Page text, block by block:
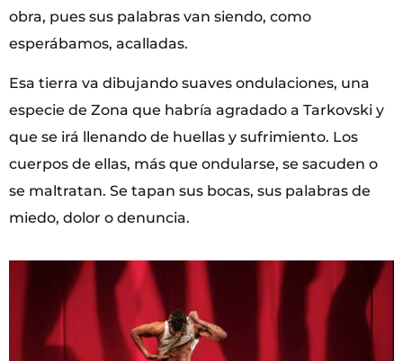
obra, pues sus palabras van siendo, como
esperábamos, acalladas.
Esa tierra va dibujando suaves ondulaciones, una
especie de Zona que habría agradado a Tarkovski y
que se irá llenando de huellas y sufrimiento. Los
cuerpos de ellas, más que ondularse, se sacuden o
se maltratan. Se tapan sus bocas, sus palabras de
miedo, dolor o denuncia.